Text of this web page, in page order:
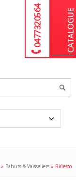
04 77 32 05 64
» Bahuts & Vaisseliers » Riflesso